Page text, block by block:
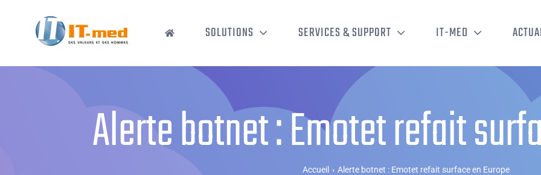
SOLUTIONS SERVICES & SUPPORT IT-MED
Alerte botnet : Emotet refait
Accueil › Alerte botnet : Emotet refait surface en Europe